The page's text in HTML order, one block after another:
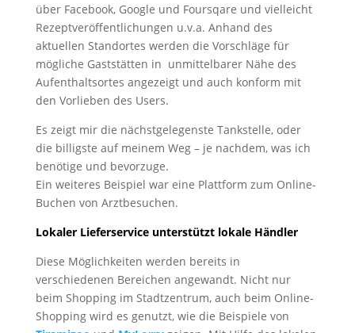
über Facebook, Google und Foursqare und vielleicht
Rezeptveröffentlichungen u.v.a. Anhand des
aktuellen Standortes werden die Vorschläge für
mögliche Gaststätten in unmittelbarer Nähe des
Aufenthaltsortes angezeigt und auch konform mit
den Vorlieben des Users.
Es zeigt mir die nächstgelegenste Tankstelle, oder
die billigste auf meinem Weg – je nachdem, was ich
benötige und bevorzuge.
Ein weiteres Beispiel war eine Plattform zum Online-
Buchen von Arztbesuchen.
Lokaler Lieferservice unterstützt lokale Händler
Diese Möglichkeiten werden bereits in
verschiedenen Bereichen angewandt. Nicht nur
beim Shopping im Stadtzentrum, auch beim Online-
Shopping wird es genutzt, wie die Beispiele von